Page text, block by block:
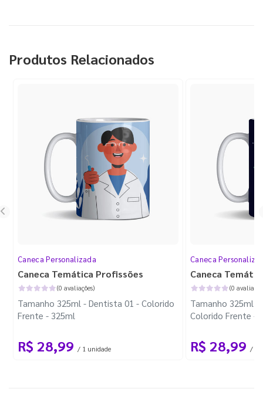
Produtos Relacionados
Caneca Personalizada
Caneca Temática Profissões
(0 avaliações)
Tamanho 325ml - Dentista 01 - Colorido
Frente - 325ml
R$ 28,99 / 1 unidade
Caneca
Caneca
(0
Tamanho 325ml -
Colorido Frente -
R$ 28,99 / 1